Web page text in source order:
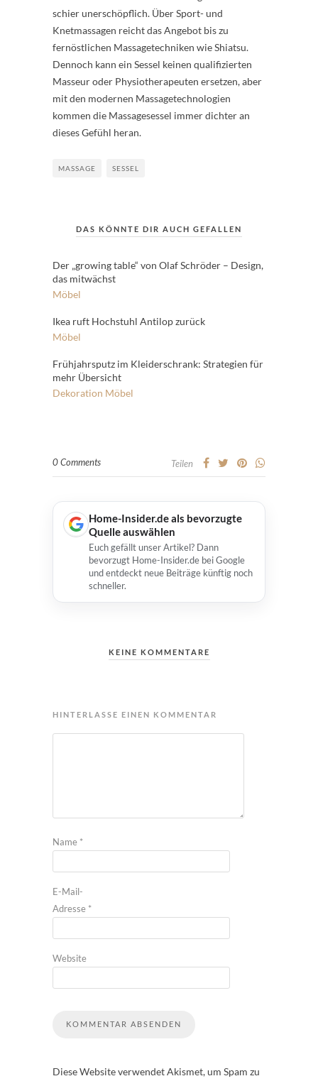
schier unerschöpflich. Über Sport- und
Knetmassagen reicht das Angebot bis zu
fernöstlichen Massagetechniken wie Shiatsu.
Dennoch kann ein Sessel keinen qualifizierten
Masseur oder Physiotherapeuten ersetzen, aber
mit den modernen Massagetechnologien
kommen die Massagesessel immer dichter an
dieses Gefühl heran.
MASSAGE SESSEL
DAS KÖNNTE DIR AUCH GEFALLEN
Der „growing table“ von Olaf Schröder – Design,
das mitwächst
Möbel
Ikea ruft Hochstuhl Antilop zurück
Möbel
Frühjahrsputz im Kleiderschrank: Strategien für
mehr Übersicht
Dekoration Möbel
0 Comments Teilen
Home-Insider.de als bevorzugte
Quelle auswählen
Euch gefällt unser Artikel? Dann
bevorzugt Home-Insider.de bei Google
und entdeckt neue Beiträge künftig noch
schneller.
KEINE KOMMENTARE
HINTERLASSE EINEN KOMMENTAR
Name *
E-Mail-
Adresse *
Website
Diese Website verwendet Akismet, um Spam zu